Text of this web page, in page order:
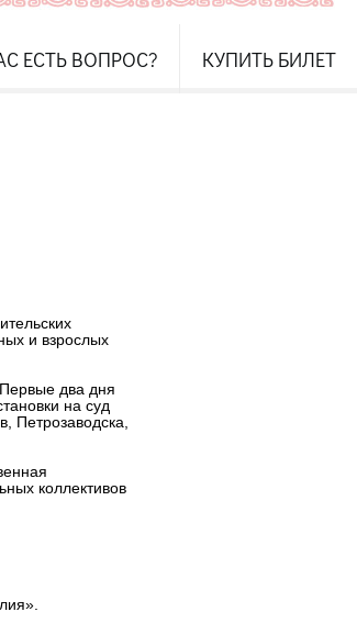
ЕСТЬ ВОПРОС? КУПИТЬ БИЛЕТ
и взрослых
два дня
на суд
Петрозаводска,
коллективов